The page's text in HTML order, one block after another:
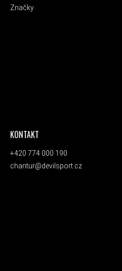
Značky
KONTAKT
+420 774 000 190
chantur@devilsport.cz